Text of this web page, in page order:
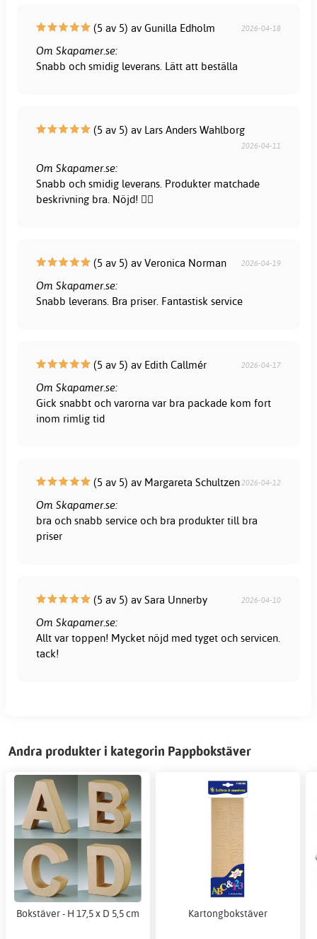
(5 av 5) av Gunilla Edholm 2026-04-18
Om Skapamer.se:
Snabb och smidig leverans. Lätt att beställa
(5 av 5) av Lars Anders Wahlborg
2026-04-11
Om Skapamer.se:
Snabb och smidig leverans. Produkter matchade
beskrivning bra. Nöjd! 👍🏻
(5 av 5) av Veronica Norman 2026-04-19
Om Skapamer.se:
Snabb leverans. Bra priser. Fantastisk service
(5 av 5) av Edith Callmér 2026-04-17
Om Skapamer.se:
Gick snabbt och varorna var bra packade kom fort
inom rimlig tid
(5 av 5) av Margareta Schultzen2026-04-12
Om Skapamer.se:
bra och snabb service och bra produkter till bra
priser
(5 av 5) av Sara Unnerby 2026-04-10
Om Skapamer.se:
Allt var toppen! Mycket nöjd med tyget och servicen.
tack!
Andra produkter i kategorin Pappbokstäver
Bokstäver - H 17,5 x D 5,5 cm Kartongbokstäver